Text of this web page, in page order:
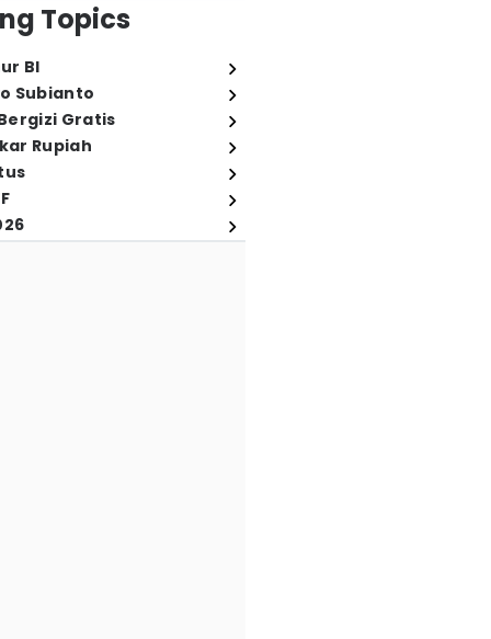
Topics
BI
Subianto
Gratis
Rupiah